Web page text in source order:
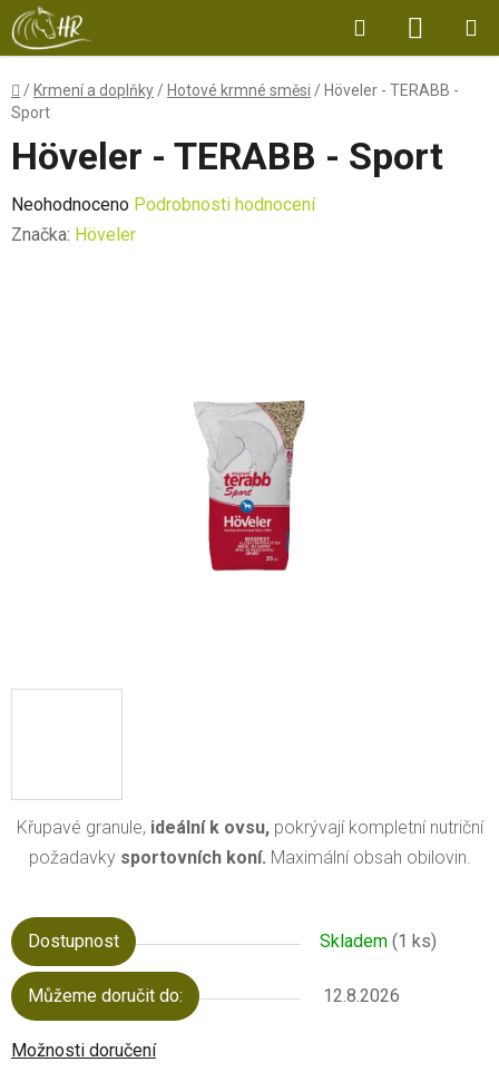
Přejít
na
obsah
Hledat
KOŠÍK
Domů
/ Krmení a doplňky / Hotové krmné směsi / Höveler - TERABB -
Sport
Křupavé granule, ideální k ovsu,pokrývají kompletní nutriční
požadavky sportovních koní. Maximální obsah obilovin.
Dostupnost Skladem (1 ks)
Můžeme doručit do: 12.8.2026
Možnosti doručení
Höveler - TERABB - Sport
Průměrné
hodnocení
Neohodnoceno Podrobnosti hodnocení
Značka: Höveler